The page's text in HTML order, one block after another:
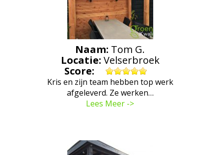
Naam: Tom G.
Locatie: Velserbroek
Score:
Kris en zijn team hebben top werk
afgeleverd. Ze werken…
Lees Meer ->